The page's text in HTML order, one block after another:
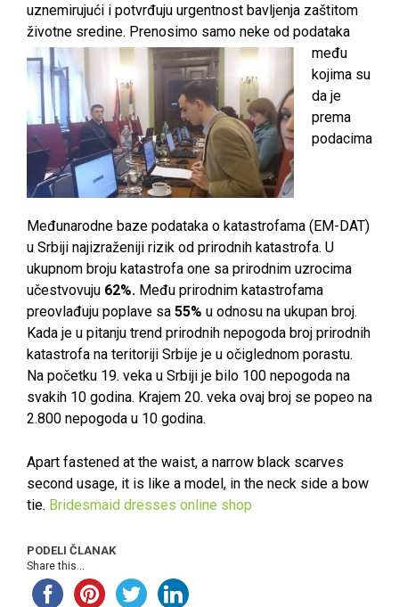
uznemirujući i potvrđuju urgentnost bavljenja zaštitom
životne sredine. Prenosimo samo neke od podataka
među
kojima su
da je
prema
podacima
Međunarodne baze podataka o katastrofama (EM-DAT)
u Srbiji najizraženiji rizik od prirodnih katastrofa. U
ukupnom broju katastrofa one sa prirodnim uzrocima
učestvovuju 62%. Među prirodnim katastrofama
preovlađuju poplave sa 55% u odnosu na ukupan broj.
Kada je u pitanju trend prirodnih nepogoda broj prirodnih
katastrofa na teritoriji Srbije je u očiglednom porastu.
Na početku 19. veka u Srbiji je bilo 100 nepogoda na
svakih 10 godina. Krajem 20. veka ovaj broj se popeo na
2.800 nepogoda u 10 godina.
Apart fastened at the waist, a narrow black scarves
second usage, it is like a model, in the neck side a bow
tie. Bridesmaid dresses online shop
PODELI ČLANAK
Share this...